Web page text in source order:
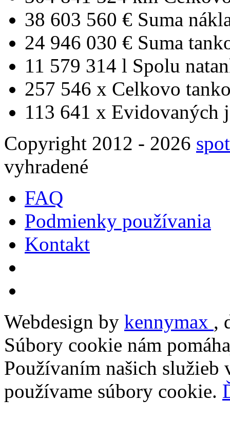
38 603 560 € Suma
24 946 030 € Suma
11 579 314 l Spolu
257 546 x Celkovo
113 641 x Evidovaných
Copyright 2012 - 2026
vyhradené
FAQ
Podmienky používania
Kontakt
Webdesign by kennymax ,
Súbory cookie nám
Používaním našich služieb
používame súbory cookie.